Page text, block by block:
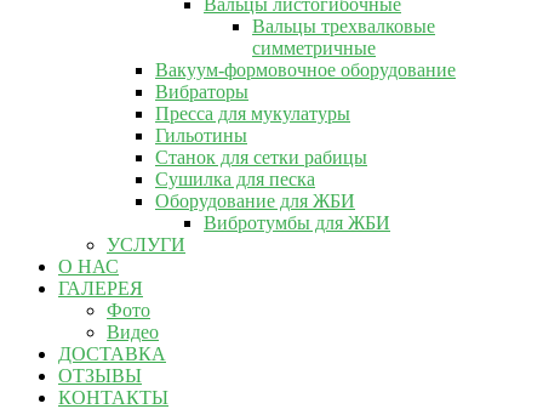
Вальцы листогибочные
Вальцы трехвалковые
симметричные
Вакуум-формовочное оборудование
Вибраторы
Пресса для мукулатуры
Гильотины
Станок для сетки рабицы
Сушилка для песка
Оборудование для ЖБИ
Вибротумбы для ЖБИ
УСЛУГИ
О НАС
ГАЛЕРЕЯ
Фото
Видео
ДОСТАВКА
ОТЗЫВЫ
КОНТАКТЫ